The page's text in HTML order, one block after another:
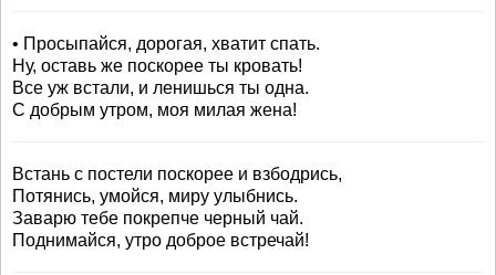
• Просыпайся, дорогая, хватит спать.
Ну, оставь же поскорее ты кровать!
Все уж встали, и ленишься ты одна.
С добрым утром, моя милая жена!
Встань с постели поскорее и взбодрись,
Потянись, умойся, миру улыбнись.
Заварю тебе покрепче черный чай.
Поднимайся, утро доброе встречай!